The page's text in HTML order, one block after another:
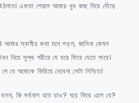
একতা শেয়াল আমার খুব কাছ দিয়ে দৌড়ে
আমার স্বামীর কথা মনে পড়ল, জানিনা কেমন
নিয়ে সুস্থ শরীরে যে ঘরে ফিরে যেতে পারে।
যে আমাকে ফিরিয়ে নেবেনা সেটা নিশ্চিত।
বলল, কি সর্বনাশ হতে চাও? ঘরে ফিরে এলে যে?